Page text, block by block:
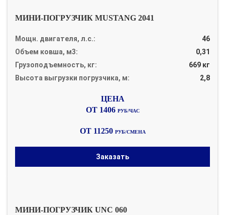
МИНИ-ПОГРУЗЧИК MUSTANG 2041
Мощн. двигателя, л.с.:
46
Объем ковша, м3:
0,31
Грузоподъемность, кг:
669 кг
Высота выгрузки погрузчика, м:
2,8
ОТ 1406 РУБ/ЧАС
ОТ 11250 РУБ/СМЕНА
Заказать
МИНИ-ПОГРУЗЧИК UNC 060